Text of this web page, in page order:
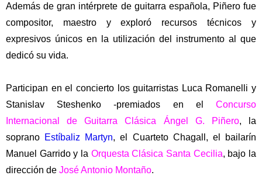
Además de gran intérprete de guitarra española, Piñero fue
compositor, maestro y exploró recursos técnicos y
expresivos únicos en la utilización del instrumento al que
dedicó su vida.
Participan en el concierto los guitarristas Luca Romanelli y
Stanislav Steshenko -premiados en el Concurso
Internacional de Guitarra Clásica Ángel G. Piñero, la
soprano Estíbaliz Martyn, el Cuarteto Chagall, el bailarín
Manuel Garrido y la Orquesta Clásica Santa Cecilia, bajo la
dirección de José Antonio Montaño.